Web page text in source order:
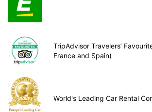
TripAdvisor Travelers’
France and Spain)
World's Leading Car Rental